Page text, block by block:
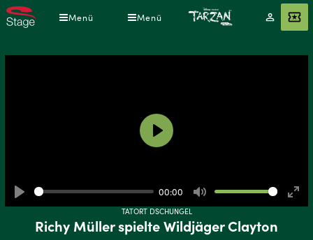
Direkt
zum
Menü Menü
Mein
Konto
Angebot
TATORT DSCHUNGEL
Richy Müller spielte Wildjäger Clayton
Play
00:00
Mute
Play